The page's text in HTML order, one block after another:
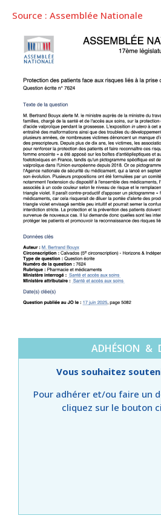
Source : Assemblée Nationale
ADHÉSION &
Vous souhaitez soutenir
Pour adhérer et/ou faire un
cliquez sur le bouton